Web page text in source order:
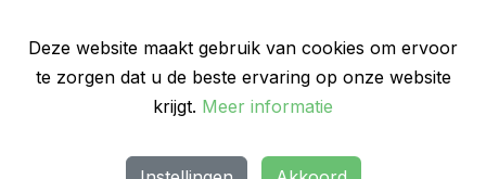
Deze website maakt gebruik van cookies om ervoor
te zorgen dat u de beste ervaring op onze website
krijgt. Meer informatie
"Ons energieterugwinningssysteem in onze Botlek-
faciliteit zet restwarmte om in stoom voor onze
dat deze uitbreiding het mogelijk maakt om